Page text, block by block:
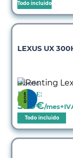
Todo incluido
LEXUS UX
Híbrido
Desde:
529€/
Todo incluido